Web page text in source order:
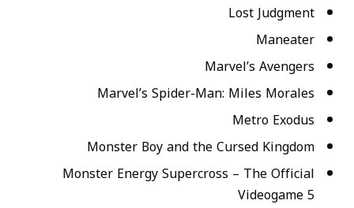
Lost Judgment
Maneater
Marvel’s Avengers
Marvel’s Spider-Man: Miles Morales
Metro Exodus
Monster Boy and the Cursed Kingdom
Monster Energy Supercross – The Official
Videogame 5